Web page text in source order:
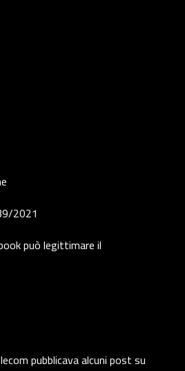
2021
può legittimare il
pubblicava alcuni post su